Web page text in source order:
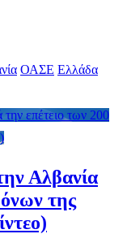
ΟΑΣΕ Ελλάδα
επέτειο των 200
Αλβανία
της